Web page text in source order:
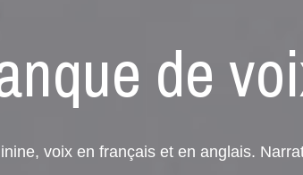
de
voix en français et en anglais.